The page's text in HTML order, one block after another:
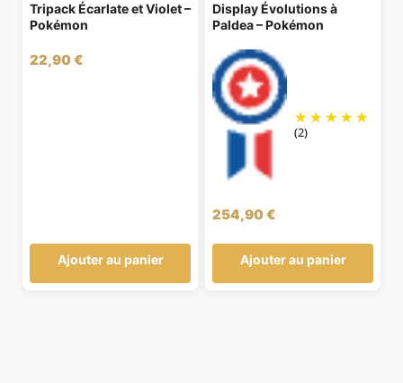
Tripack Écarlate et Violet –
Pokémon
22,90€
Ajouter au panier
Display Évolutions à
Paldea – Pokémon
(2)
254,90€
Ajouter au panier